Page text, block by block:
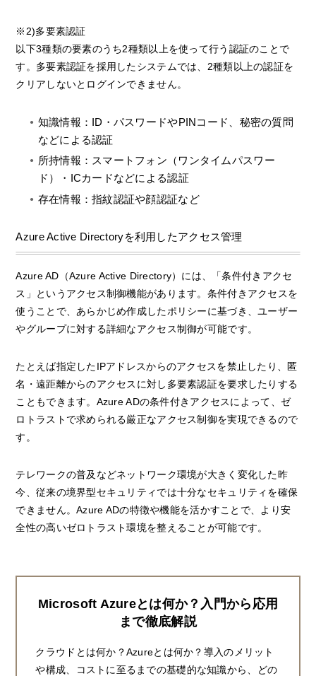
※2)多要素認証
以下3種類の要素のうち2種類以上を使って行う認証のことで
す。多要素認証を採用したシステムでは、2種類以上の認証を
クリアしないとログインできません。
知識情報：ID・パスワードやPINコード、秘密の質問
などによる認証
所持情報：スマートフォン（ワンタイムパスワー
ド）・ICカードなどによる認証
存在情報：指紋認証や顔認証など
Azure Active Directoryを利用したアクセス管理
Azure AD（Azure Active Directory）には、「条件付きアクセ
ス」というアクセス制御機能があります。条件付きアクセスを
使うことで、あらかじめ作成したポリシーに基づき、ユーザー
やグループに対する詳細なアクセス制御が可能です。
たとえば指定したIPアドレスからのアクセスを禁止したり、匿
名・遠距離からのアクセスに対し多要素認証を要求したりする
こともできます。Azure ADの条件付きアクセスによって、ゼ
ロトラストで求められる厳正なアクセス制御を実現できるので
す。
テレワークの普及などネットワーク環境が大きく変化した昨
今、従来の境界型セキュリティでは十分なセキュリティを確保
できません。Azure ADの特徴や機能を活かすことで、より安
全性の高いゼロトラスト環境を整えることが可能です。
Microsoft Azureとは何か？入門から応用
まで徹底解説
クラウドとは何か？Azureとは何か？導入のメリット
や構成、コストに至るまでの基礎的な知識から、どの